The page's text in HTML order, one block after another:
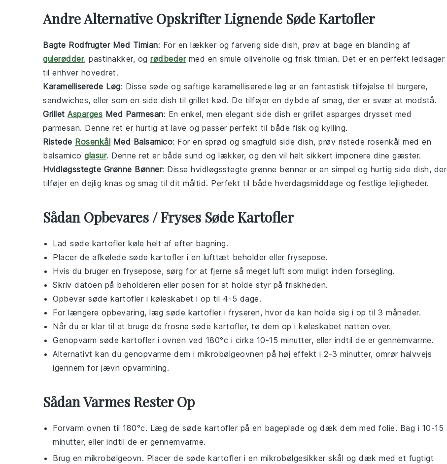
Andre Alternative Opskrifter Lignende Søde Kartofler
Bagte Rodfrugter Med Timian: For en lækker og farverig side dish, prøv at bage en blanding af
gulerødder, pastinakker, og rødbedermed en smule olivenolie og frisk timian. Det er en perfekt ledsager
til enhver hovedret.
Karamelliserede Løg: Disse søde og saftige karamelliserede løg er en fantastisk tilføjelse til burgere,
sandwiches, eller som en side dish til grillet kød. De tilføjer en dybde af smag, der er svær at modstå.
Grillet Asparges Med Parmesan: En enkel, men elegant side dish er grillet asparges drysset med
parmesan. Denne ret er hurtig at lave og passer perfekt til både fisk og kylling.
Ristede Rosenkål Med Balsamico: For en sprød og smagfuld side dish, prøv ristede rosenkål med en
balsamico glasur. Denne ret er både sund og lækker, og den vil helt sikkert imponere dine gæster.
Hvidløgsstegte Grønne Bønner: Disse hvidløgsstegte grønne bønner er en simpel og hurtig side dish, der
tilføjer en dejlig knas og smag til dit måltid. Perfekt til både hverdagsmiddage og festlige lejligheder.
Sådan Opbevares / Fryses Søde Kartofler
Lad søde kartofler køle helt af efter bagning.
Placer de afkølede søde kartofler i en lufttæt beholder eller frysepose.
Hvis du bruger en frysepose, sørg for at fjerne så meget luft som muligt inden forsegling.
Skriv datoen på beholderen eller posen for at holde styr på friskheden.
Opbevar søde kartofler i køleskabet i op til 4-5 dage.
For længere opbevaring, læg søde kartofler i fryseren, hvor de kan holde sig i op til 3 måneder.
Når du er klar til at bruge de frosne søde kartofler, tø dem op i køleskabet natten over.
Genopvarm søde kartofler i ovnen ved 180°c i cirka 10-15 minutter, eller indtil de er gennemvarme.
Alternativt kan du genopvarme dem i mikrobølgeovnen på høj effekt i 2-3 minutter, omrør halvvejs
igennem for jævn opvarmning.
Sådan Varmes Rester Op
Forvarm ovnen til 180°c. Læg de søde kartofler på en bageplade og dæk dem med folie. Bag i 10-15
minutter, eller indtil de er gennemvarme.
Brug en mikrobølgeovn. Placer de søde kartofler i en mikrobølgesikker skål og dæk med et fugtigt